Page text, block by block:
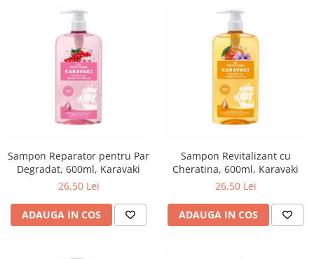
Irisana (5 produse)
Jack N' Jill (20 produse)
Laboratoarele Remedia (98
Laboratoire Francodex (15
Landgarten GMBH & CO.KG. (13
Laropharm (25 produse)
Lavera (4 produse)
Liking S.p.A. (3 produse)
Mebra Brasov (54 produse)
Scrub de Corp
Servetele Umede/Hartie Igienica
Spumant de Baie
Ulei de Masaj
Uleiuri Esentiale
Unguente
Sampon Reparator pentru Par
Degradat, 600ml, Karavaki
26,50 Lei
ADAUGA IN COS
Sampon Revitalizant cu
Cheratina, 600ml, Karavaki
26,50 Lei
ADAUGA IN COS